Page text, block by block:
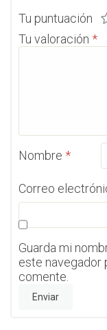
Tu puntuación
Tu valoración *
Nombre *
Correo
Guarda mi
este navegador
comente.